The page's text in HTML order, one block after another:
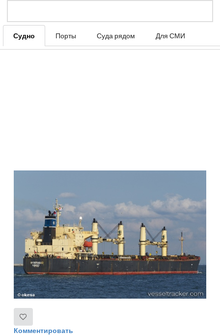
Судно Порты Суда рядом Для СМИ
Комментировать